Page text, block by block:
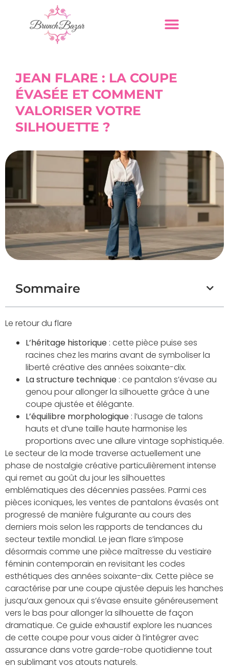
JEAN FLARE : LA COUPE
ÉVASÉE ET COMMENT
VALORISER VOTRE
SILHOUETTE ?
Sommaire
Le retour du flare
L’héritage historique : cette pièce puise ses
racines chez les marins avant de symboliser la
liberté créative des années soixante-dix.
La structure technique : ce pantalon s’évase au
genou pour allonger la silhouette grâce à une
coupe ajustée et élégante.
L’équilibre morphologique : l’usage de talons
hauts et d’une taille haute harmonise les
proportions avec une allure vintage sophistiquée.
Le secteur de la mode traverse actuellement une
phase de nostalgie créative particulièrement intense
qui remet au goût du jour les silhouettes
emblématiques des décennies passées. Parmi ces
pièces iconiques, les ventes de pantalons évasés ont
progressé de manière fulgurante au cours des
derniers mois selon les rapports de tendances du
secteur textile mondial. Le jean flare s’impose
désormais comme une pièce maîtresse du vestiaire
féminin contemporain en revisitant les codes
esthétiques des années soixante-dix. Cette pièce se
caractérise par une coupe ajustée depuis les hanches
jusqu’aux genoux qui s’évase ensuite généreusement
vers le bas pour allonger la silhouette de façon
dramatique. Ce guide exhaustif explore les nuances
de cette coupe pour vous aider à l’intégrer avec
assurance dans votre garde-robe quotidienne tout
en sublimant vos atouts naturels.